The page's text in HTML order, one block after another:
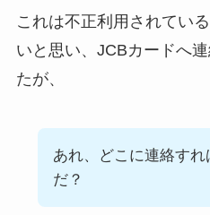
これは不正利用されてい
いと思い、JCBカードへ
たが、
あれ、どこに連絡すれ
だ？